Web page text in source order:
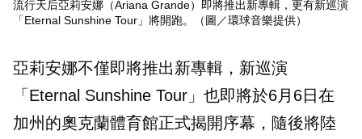
流行天后亞莉安娜（Ariana Grande）即將推出新專輯，更有新巡演
「Eternal Sunshine Tour」將開跑。（圖／環球音樂提供）
亞莉安娜不僅即將推出新專輯，新巡演
「Eternal Sunshine Tour」也即將於6月6日在
加州的奧克蘭體育館正式揭開序幕，隨後將陸